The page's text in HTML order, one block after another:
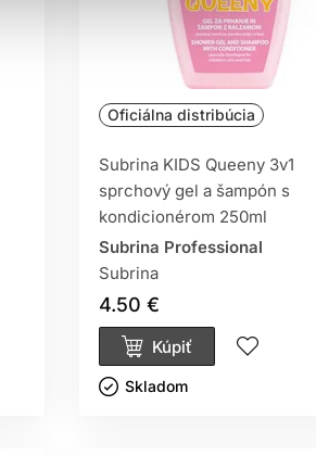
Oficiálna distribúcia
Subrina KIDS Queeny 3v1
sprchový gel a šampón s
kondicionérom 250ml
Subrina Professional
Subrina
4.50 €
Kúpiť
Skladom ㅤ